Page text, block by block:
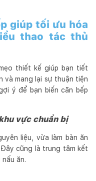
giúp tối ưu hóa
thao tác thủ
thiết kế giúp bạn tiết
và mang lại sự thuận tiện
ý để bạn biến căn bếp
vực chuẩn bị
liệu, vừa làm bàn ăn
cũng là trung tâm kết
ăn.